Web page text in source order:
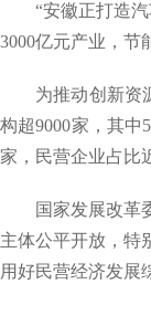
“安徽正打造汽车
3000亿元产业，节
为推动创新资源
构超9000家，其
家，民营企业占比
国家发展改革委
主体公平开放，特
用好民营经济发展